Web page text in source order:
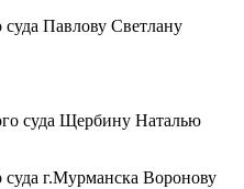
суда Павлову Светлану
суда Щербину Наталью
суда г.Мурманска Воронову